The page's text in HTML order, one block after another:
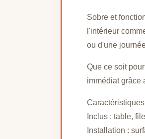
Sobre et
l'intérieur
ou d'une
Que ce soit
immédiat grâce
Caractéristiques
Inclus : table,
Installation :